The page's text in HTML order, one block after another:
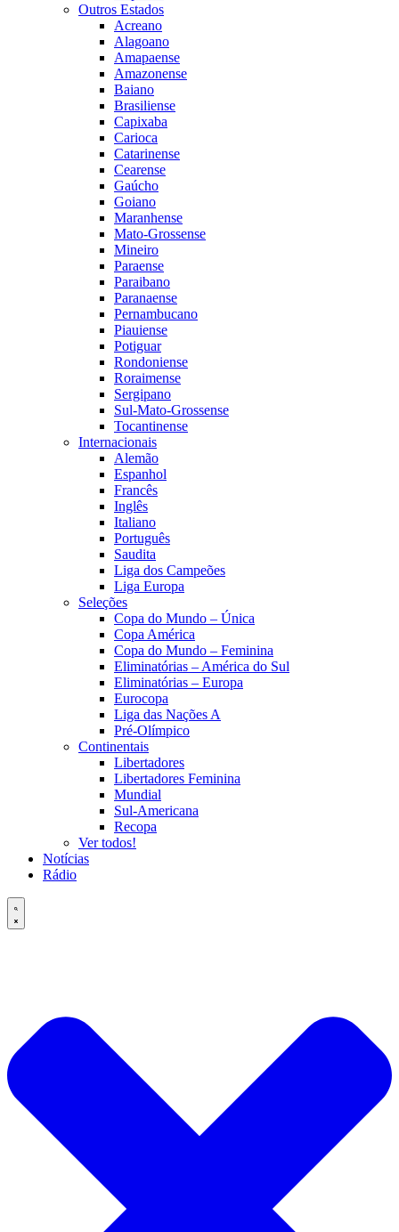
Outros Estados
Acreano
Alagoano
Amapaense
Amazonense
Baiano
Brasiliense
Capixaba
Carioca
Catarinense
Cearense
Gaúcho
Goiano
Maranhense
Mato-Grossense
Mineiro
Paraense
Paraibano
Paranaense
Pernambucano
Piauiense
Potiguar
Rondoniense
Roraimense
Sergipano
Sul-Mato-Grossense
Tocantinense
Internacionais
Alemão
Espanhol
Francês
Inglês
Italiano
Português
Saudita
Liga dos Campeões
Liga Europa
Seleções
Copa do Mundo – Única
Copa América
Copa do Mundo – Feminina
Eliminatórias – América do Sul
Eliminatórias – Europa
Eurocopa
Liga das Nações A
Pré-Olímpico
Continentais
Libertadores
Libertadores Feminina
Mundial
Sul-Americana
Recopa
Ver todos!
Notícias
Rádio